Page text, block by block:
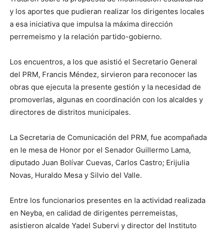
y los aportes que pudieran realizar los dirigentes locales
a esa iniciativa que impulsa la máxima dirección
perremeismo y la relación partido-gobierno.
Los encuentros, a los que asistió el Secretario General
del PRM, Francis Méndez, sirvieron para reconocer las
obras que ejecuta la presente gestión y la necesidad de
promoverlas, algunas en coordinación con los alcaldes y
directores de distritos municipales.
La Secretaria de Comunicación del PRM, fue acompañada
en le mesa de Honor por el Senador Guillermo Lama,
diputado Juan Bolívar Cuevas, Carlos Castro; Erijulia
Novas, Huraldo Mesa y Silvio del Valle.
Entre los funcionarios presentes en la actividad realizada
en Neyba, en calidad de dirigentes perremeistas,
asistieron alcalde Yadel Subervi y director del Instituto